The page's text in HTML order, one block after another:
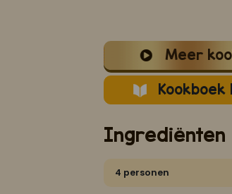
Meer
Kookboek
Ingrediënten
4 personen